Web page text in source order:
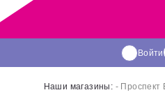
Войти
Наши магазины: - Проспект